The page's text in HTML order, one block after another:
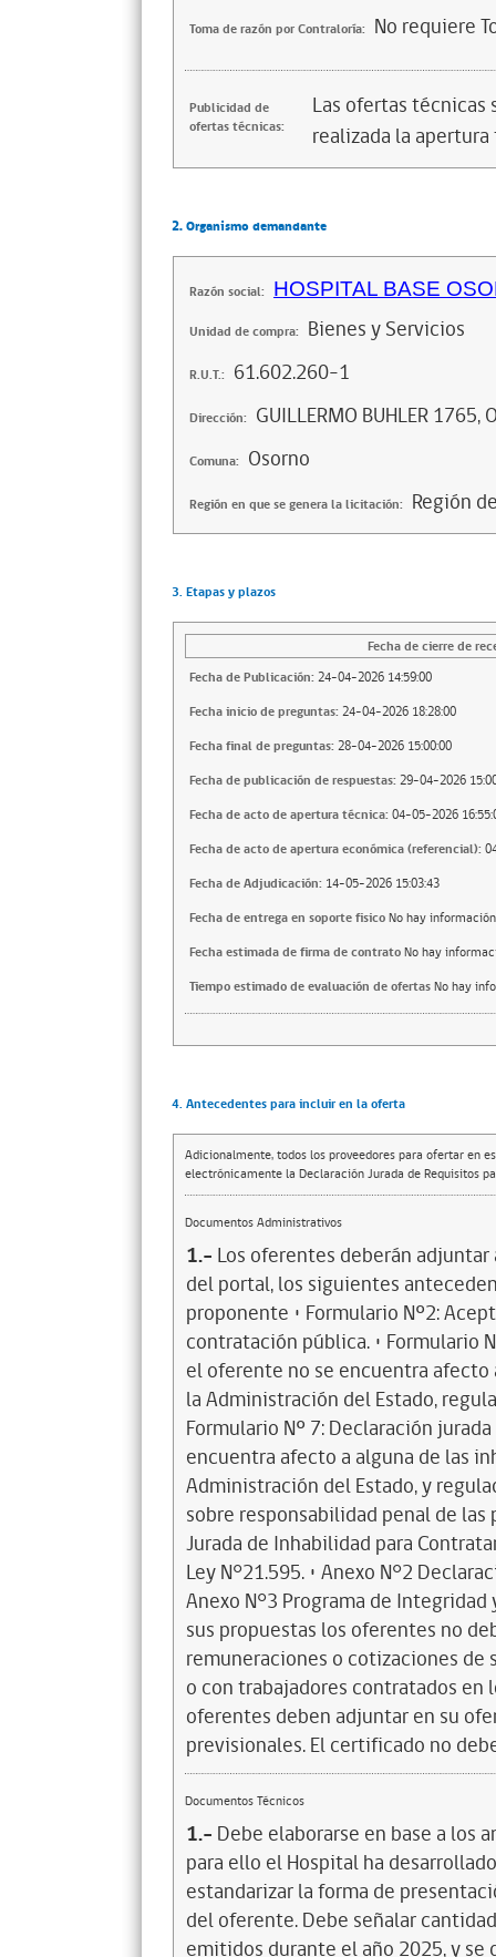
Toma de razón por Contraloría: No requiere
Publicidad de
ofertas técnicas:
Las ofertas
realizada la
2. Organismo demandante
Razón social: HOSPITAL BASE
Unidad de compra: Bienes y Servicios
R.U.T.: 61.602.260-1
Dirección: GUILLERMO BUHLER 1765,
Comuna: Osorno
Región en que se genera la licitación: Región
3. Etapas y plazos
Fecha de cierre de
Fecha de Publicación: 24-04-2026 14:59:00
Fecha inicio de preguntas: 24-04-2026 18:28:00
Fecha final de preguntas: 28-04-2026 15:00:00
Fecha de publicación de respuestas: 29-04-2026
Fecha de acto de apertura técnica: 04-05-2026
Fecha de acto de apertura económica (referencial):
Fecha de Adjudicación: 14-05-2026 15:03:43
Fecha de entrega en soporte fisicoNo hay información
Fecha estimada de firma de contratoNo hay
Tiempo estimado de evaluación de ofertasNo hay
4. Antecedentes para incluir en la oferta
Adicionalmente, todos los proveedores para ofertar en
electrónicamente la Declaración Jurada de Requisitos
Documentos Administrativos
1.- Los oferentes deberán
del portal, los siguientes
proponente • Formulario Nº2:
contratación pública. • Formulario
el oferente no se encuentra
la Administración del Estado,
Formulario Nº 7: Declaración
encuentra afecto a alguna de las
Administración del Estado, y
sobre responsabilidad penal de las
Jurada de Inhabilidad para
Ley N°21.595. • Anexo N°2
Anexo N°3 Programa de
sus propuestas los oferentes no
remuneraciones o cotizaciones de
o con trabajadores contratados en
oferentes deben adjuntar en su
previsionales. El certificado no
Documentos Técnicos
1.- Debe elaborarse en base a los
para ello el Hospital ha
estandarizar la forma de
del oferente. Debe señalar
emitidos durante el año 2025, y